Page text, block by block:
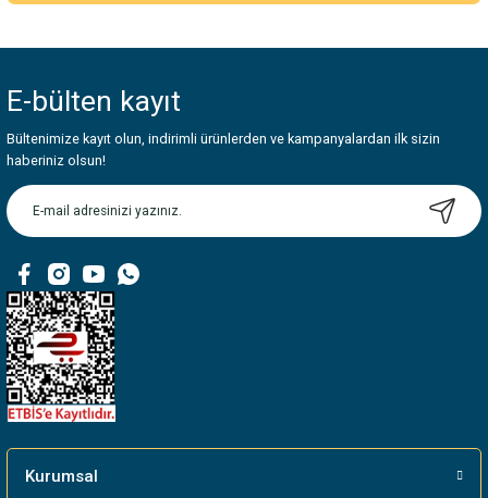
Görüş ve önerileriniz için teşekkür ederiz.
Ürün resmi kalitesiz, bozuk veya görüntülenemiyor.
Ürün açıklamasında eksik bilgiler bulunuyor.
Ürün bilgilerinde hatalar bulunuyor.
Bu ürüne benzer farklı alternatifler olmalı.
E-bülten kayıt
Bültenimize kayıt olun, indirimli ürünlerden ve kampanyalardan ilk sizin
haberiniz olsun!
Kurumsal